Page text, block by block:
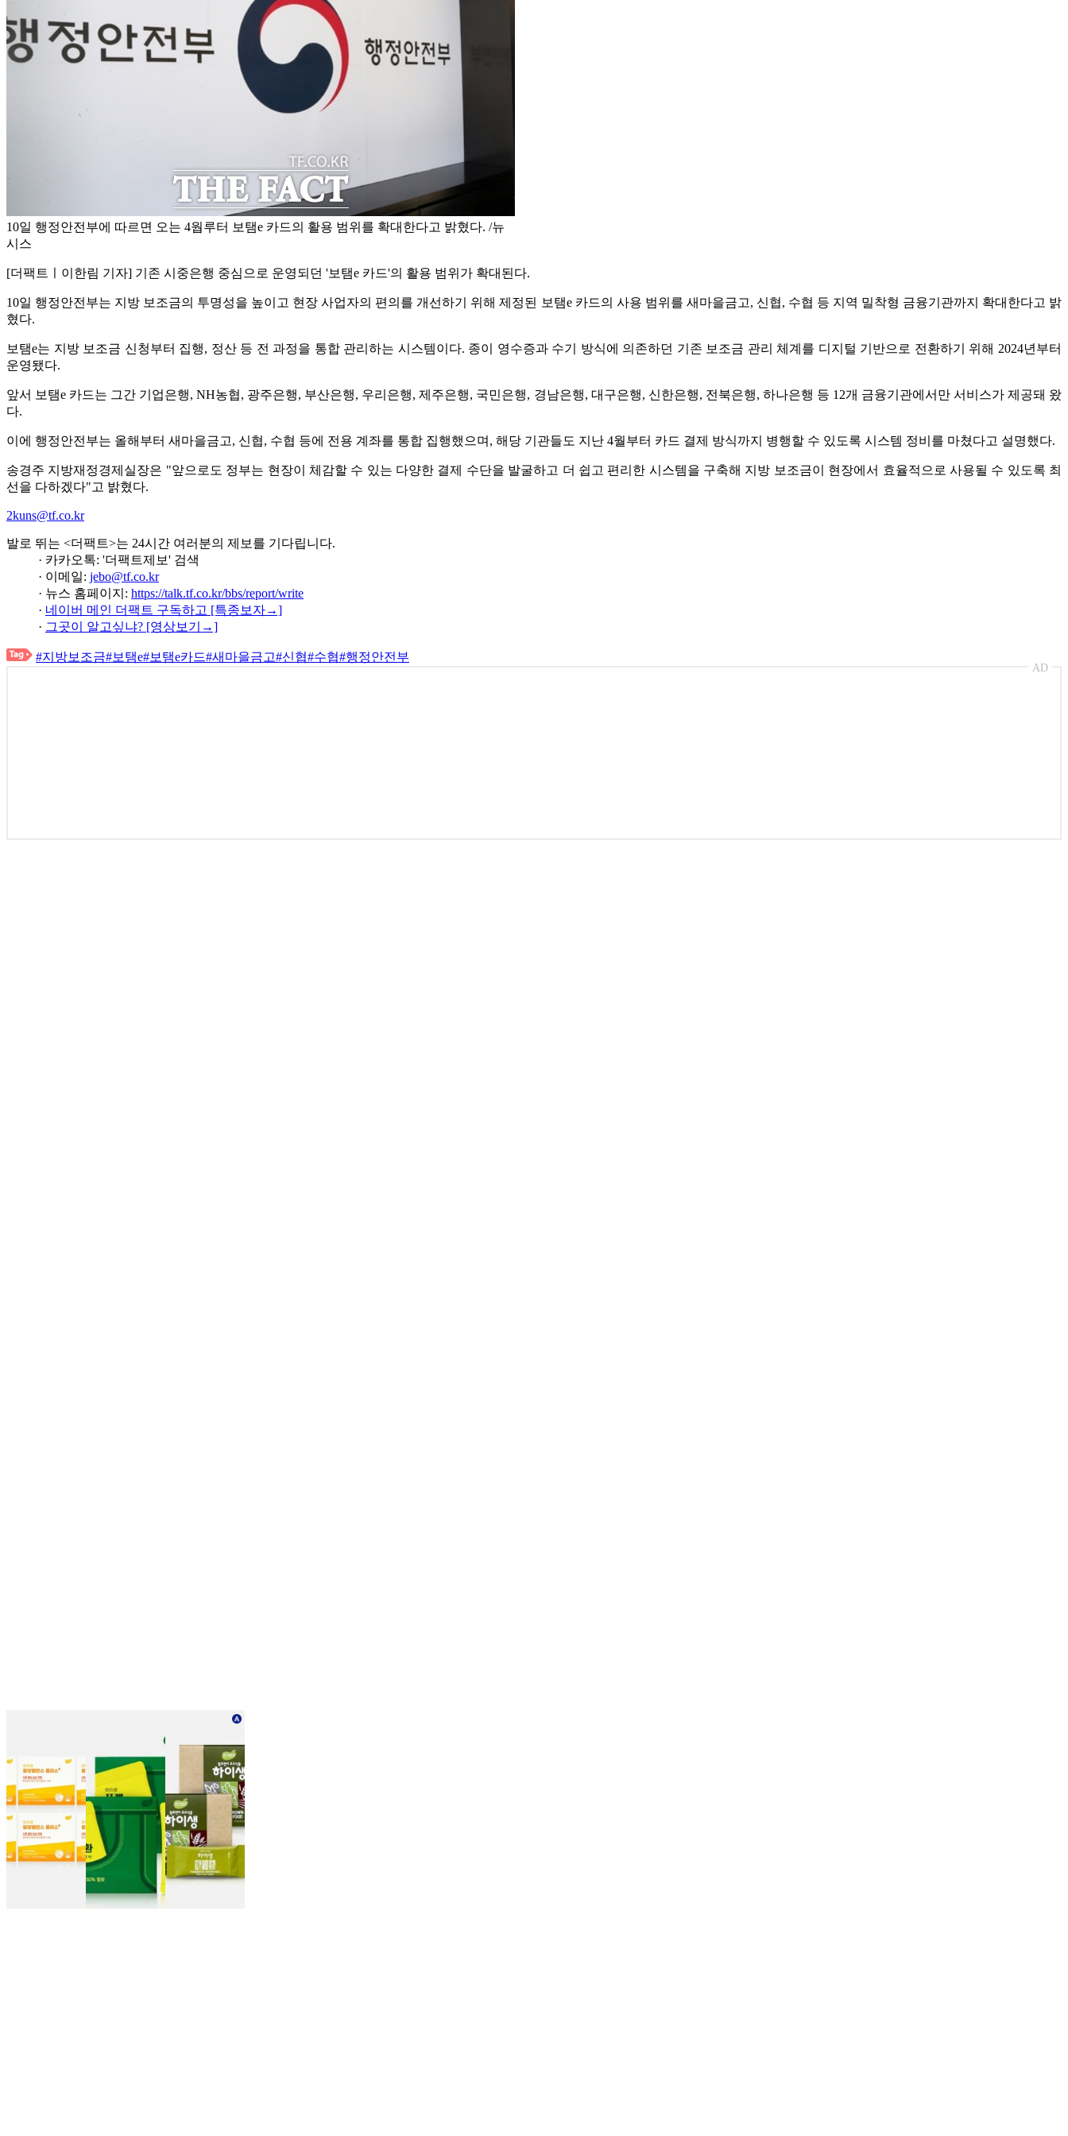
10일 행정안전부에 따르면 오는 4웝루터 보탬e 카드의 활용 범위를 확대한다고 밝혔다. /뉴
시스
[더팩트ㅣ이한림 기자] 기존 시중은행 중심으로 운영되던 '보탬e 카드'의 활용 범위가 확대된다.
10일 행정안전부는 지방 보조금의 투명성을 높이고 현장 사업자의 편의를 개선하기 위해 제정된 보탬e 카드의 사용 범위를 새마을금고, 신협, 수협 등 지역 밀착형 금융기관까지 확대한다고 밝
혔다.
보탬e는 지방 보조금 신청부터 집행, 정산 등 전 과정을 통합 관리하는 시스템이다. 종이 영수증과 수기 방식에 의존하던 기존 보조금 관리 체계를 디지털 기반으로 전환하기 위해 2024년부터
운영됐다.
앞서 보탬e 카드는 그간 기업은행, NH농협, 광주은행, 부산은행, 우리은행, 제주은행, 국민은행, 경남은행, 대구은행, 신한은행, 전북은행, 하나은행 등 12개 금융기관에서만 서비스가 제공돼 왔
다.
이에 행정안전부는 올해부터 새마을금고, 신협, 수협 등에 전용 계좌를 통합 집행했으며, 해당 기관들도 지난 4월부터 카드 결제 방식까지 병행할 수 있도록 시스템 정비를 마쳤다고 설명했다.
송경주 지방재정경제실장은 "앞으로도 정부는 현장이 체감할 수 있는 다양한 결제 수단을 발굴하고 더 쉽고 편리한 시스템을 구축해 지방 보조금이 현장에서 효율적으로 사용될 수 있도록 최
선을 다하겠다"고 밝혔다.
2kuns@tf.co.kr
발로 뛰는 <더팩트>는 24시간 여러분의 제보를 기다립니다.
· 카카오톡: '더팩트제보' 검색
· 이메일: jebo@tf.co.kr
· 뉴스 홈페이지: https://talk.tf.co.kr/bbs/report/write
· 네이버 메인 더팩트 구독하고 [특종보자→]
· 그곳이 알고싶냐? [영상보기→]
#지방보조금#보탬e#보탬e카드#새마을금고#신협#수협#행정안전부
AD